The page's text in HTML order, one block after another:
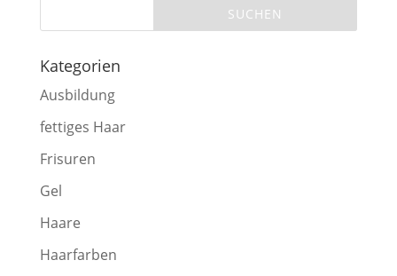
Kategorien
Ausbildung
fettiges Haar
Frisuren
Gel
Haare
Haarfarben